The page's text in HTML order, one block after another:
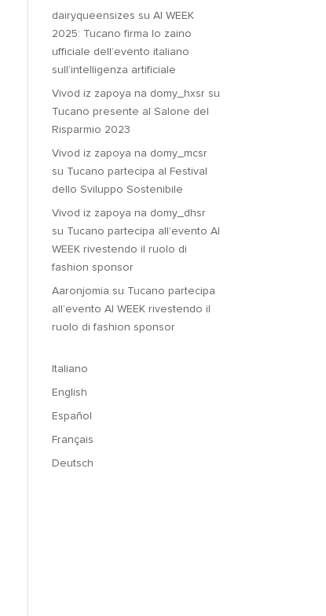
dairyqueensizes su AI WEEK
2025: Tucano firma lo zaino
ufficiale dell’evento italiano
sull’intelligenza artificiale
Vivod iz zapoya na domy_hxsrsu
Tucano presente al Salone del
Risparmio 2023
Vivod iz zapoya na domy_mcsr
su Tucano partecipa al Festival
dello Sviluppo Sostenibile
Vivod iz zapoya na domy_dhsr
su Tucano partecipa all’evento AI
WEEK rivestendo il ruolo di
fashion sponsor
Aaronjomia su Tucano partecipa
all’evento AI WEEK rivestendo il
ruolo di fashion sponsor
Italiano
English
Español
Français
Deutsch